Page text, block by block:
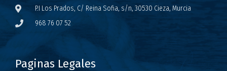
P.I Los Prados, C/ Reina Sofia, s/n, 30530 Cieza, Murcia
968 76 07 52
Paginas Legales